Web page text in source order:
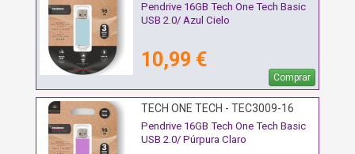
Pendrive 16GB Tech One Tech Basic
USB 2.0/ Azul Cielo
10,99 €
Comprar
TECH ONE TECH - TEC3009-16
Pendrive 16GB Tech One Tech Basic
USB 2.0/ Púrpura Claro